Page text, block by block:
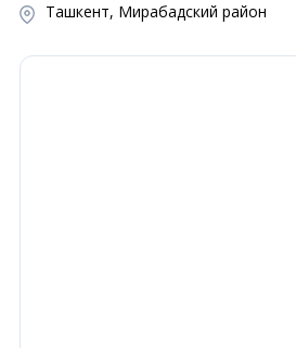
Ташкент, Мирабадский район